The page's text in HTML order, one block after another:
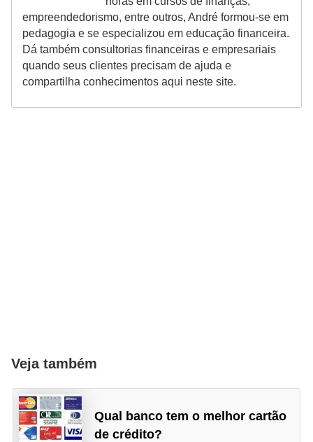
empreendedorismo, entre outros, André formou-se em
pedagogia e se especializou em educação financeira.
Dá também consultorias financeiras e empresariais
quando seus clientes precisam de ajuda e
compartilha conhecimentos aqui neste site.
Veja também
Qual banco tem o melhor cartão
de crédito?